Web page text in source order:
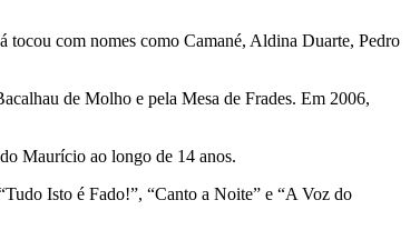
com nomes como Camané, Aldina Duarte, Pedro
de Molho e pela Mesa de Frades. Em 2006,
Maurício ao longo de 14 anos.
Isto é Fado!”, “Canto a Noite” e “A Voz do